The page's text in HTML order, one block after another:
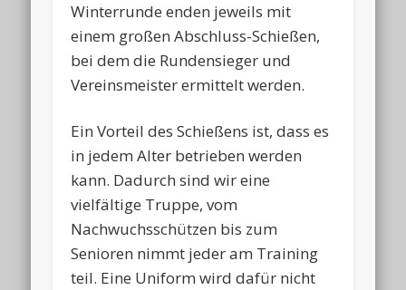
Winterrunde enden jeweils mit
einem großen Abschluss-Schießen,
bei dem die Rundensieger und
Vereinsmeister ermittelt werden.
Ein Vorteil des Schießens ist, dass es
in jedem Alter betrieben werden
kann. Dadurch sind wir eine
vielfältige Truppe, vom
Nachwuchsschützen bis zum
Senioren nimmt jeder am Training
teil. Eine Uniform wird dafür nicht